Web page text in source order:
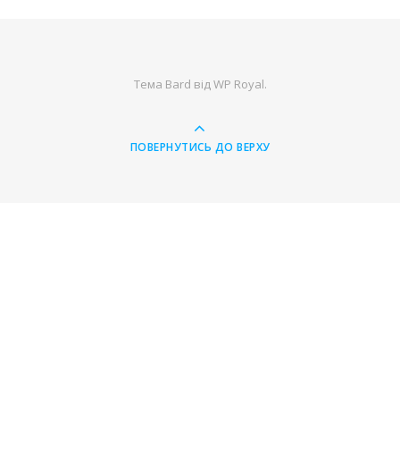
Тема Bard відWP Royal.
ПОВЕРНУТИСЬ ДО ВЕРХУ